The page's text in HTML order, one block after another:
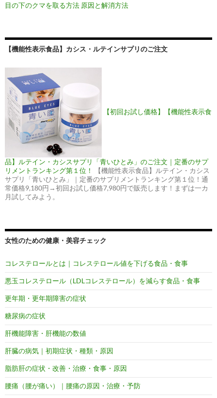
目の下のクマを取る方法 原因と解消方法
【機能性表示食品】カシス・ルテインサプリのご注文
【初回お試し価格】【機能性表示食
品】ルテイン・カシスサプリ「青いひとみ」のご注文｜定番のサプ
リメントランキング第１位！
【機能性表示食品】ルテイン・カシス
サプリ「青いひとみ」｜定番のサプリメントランキング第１位！通
常価格9,180円→初回お試し価格7,980円で販売します！まずは一カ
月試してみよう。
女性のための健康・美容チェック
コレステロールとは｜コレステロール値を下げる食品・食事
悪玉コレステロール（LDLコレステロール）を減らす食品・食事
更年期・更年期障害の症状
糖尿病の症状
肝機能障害・肝機能の数値
肝臓の病気｜初期症状・種類・原因
脂肪肝の症状・改善・治療・食事・原因
腰痛（腰が痛い）｜腰痛の原因・治療・予防